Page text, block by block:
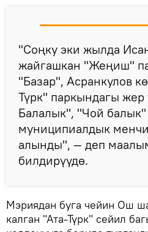
"Соңку эки жылда
жайгашкан "Жеңиш"
"Базар", Асранкулов
Түрк" паркындагы
Балалык", "Чой
муниципиалдык
алынды", — деп
билдирүүдө.
Мэриядан буга чейин Ош
калган "Ата-Түрк" сейил